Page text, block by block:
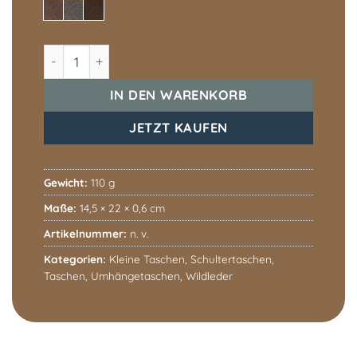
IN DEN WARENKORB
JETZT KAUFEN
Gewicht: 110 g
Maße: 14,5 × 22 × 0,6 cm
Artikelnummer: n. v.
Kategorien: Kleine Taschen Schultertaschen
Taschen Umhängetaschen Wildleder